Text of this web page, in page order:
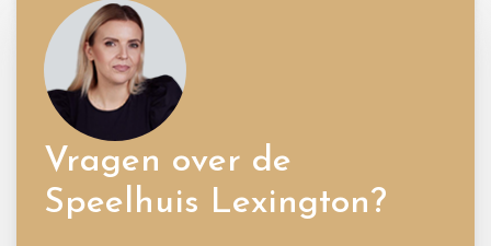
Vragen over de
Speelhuis Lexington?